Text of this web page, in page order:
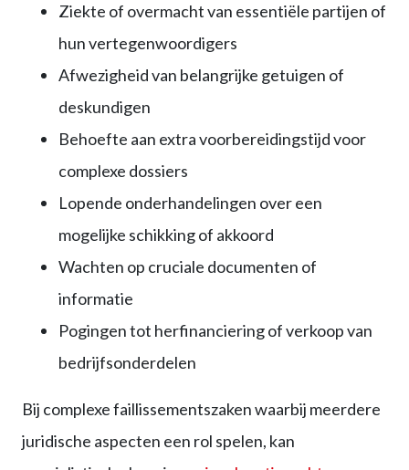
Ziekte of overmacht van essentiële partijen of
hun vertegenwoordigers
Afwezigheid van belangrijke getuigen of
deskundigen
Behoefte aan extra voorbereidingstijd voor
complexe dossiers
Lopende onderhandelingen over een
mogelijke schikking of akkoord
Wachten op cruciale documenten of
informatie
Pogingen tot herfinanciering of verkoop van
bedrijfsonderdelen
Bij complexe faillissementszaken waarbij meerdere
juridische aspecten een rol spelen, kan